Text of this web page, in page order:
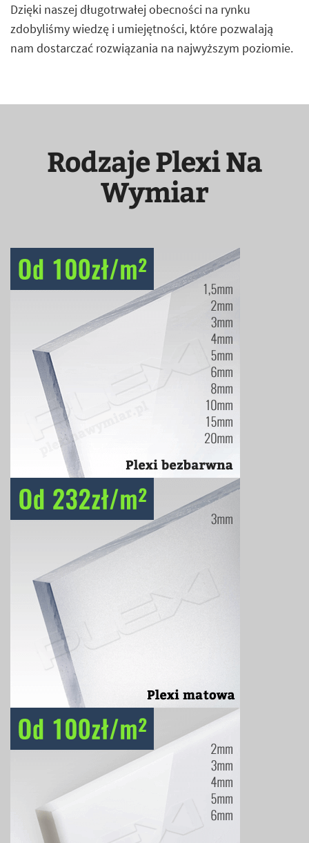
Dzięki naszej długotrwałej obecności na rynku
zdobyliśmy wiedzę i umiejętności, które pozwalają
nam dostarczać rozwiązania na najwyższym poziomie.
Rodzaje Plexi Na
Wymiar